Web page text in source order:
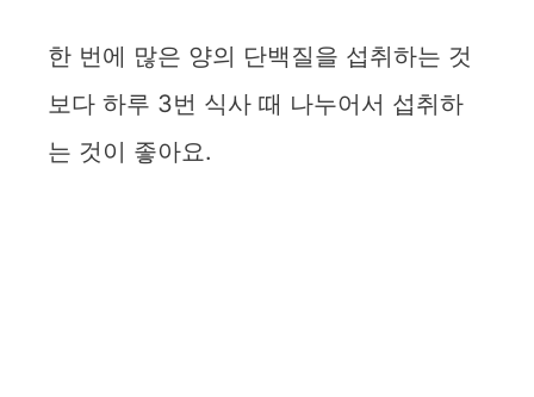
한 번에 많은 양의 단백질을 섭취하는 것
보다 하루 3번 식사 때 나누어서 섭취하
는 것이 좋아요.